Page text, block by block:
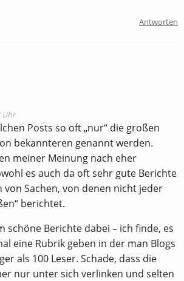
Antworten
Uhr
Posts so oft „nur“ die großen
bekannteren genannt werden.
meiner Meinung nach eher
es auch da oft sehr gute Berichte
von Sachen, von denen nicht jeder
berichtet.
schöne Berichte dabei – ich finde, es
eine Rubrik geben in der man Blogs
als 100 Leser. Schade, dass die
nur unter sich verlinken und selten